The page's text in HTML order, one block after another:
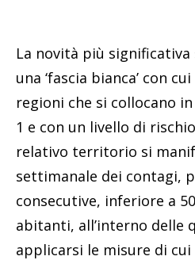
La novità più significativa
una ‘fascia bianca’ con
regioni che si collocano
1 e con un livello di
relativo territorio si
settimanale dei contagi,
consecutive, inferiore a
abitanti, all’interno delle
applicarsi le misure di cui